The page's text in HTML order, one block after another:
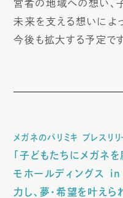
営者の地域への想い、
未来を支える想いによ
今後も拡大する予定です
メガネのパリミキ プレス
「子どもたちにメガネ
モホールディングス in
力し、夢・希望を叶え